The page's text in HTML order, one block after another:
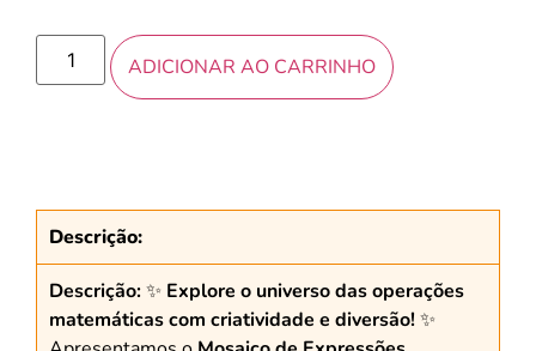
ADICIONAR AO CARRINHO
Descrição:
Descrição:✨ Explore o universo das operações
matemáticas com criatividade e diversão!✨